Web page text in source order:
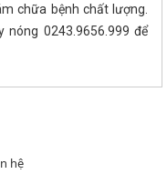
chữa bệnh chất lượng.
nóng 0243.9656.999 để
hệ